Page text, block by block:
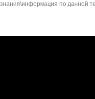
по данной